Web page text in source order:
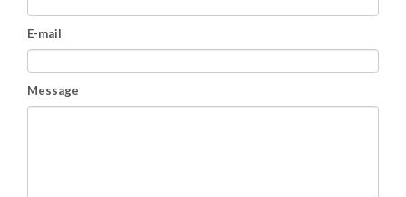
E-mail
Message